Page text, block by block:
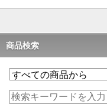
商品検索